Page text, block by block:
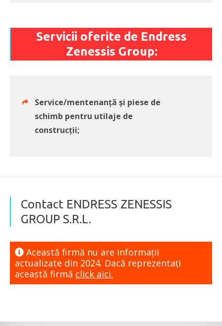
Servicii oferite de Endress
Zenessis Group:
Service/mentenanță și piese de
schimb pentru utilaje de
construcții;
Contact ENDRESS ZENESSIS
GROUP S.R.L.
Această firmă nu are informaţii
actualizate din 2024. Dacă reprezentaţi
această firmă click aici.